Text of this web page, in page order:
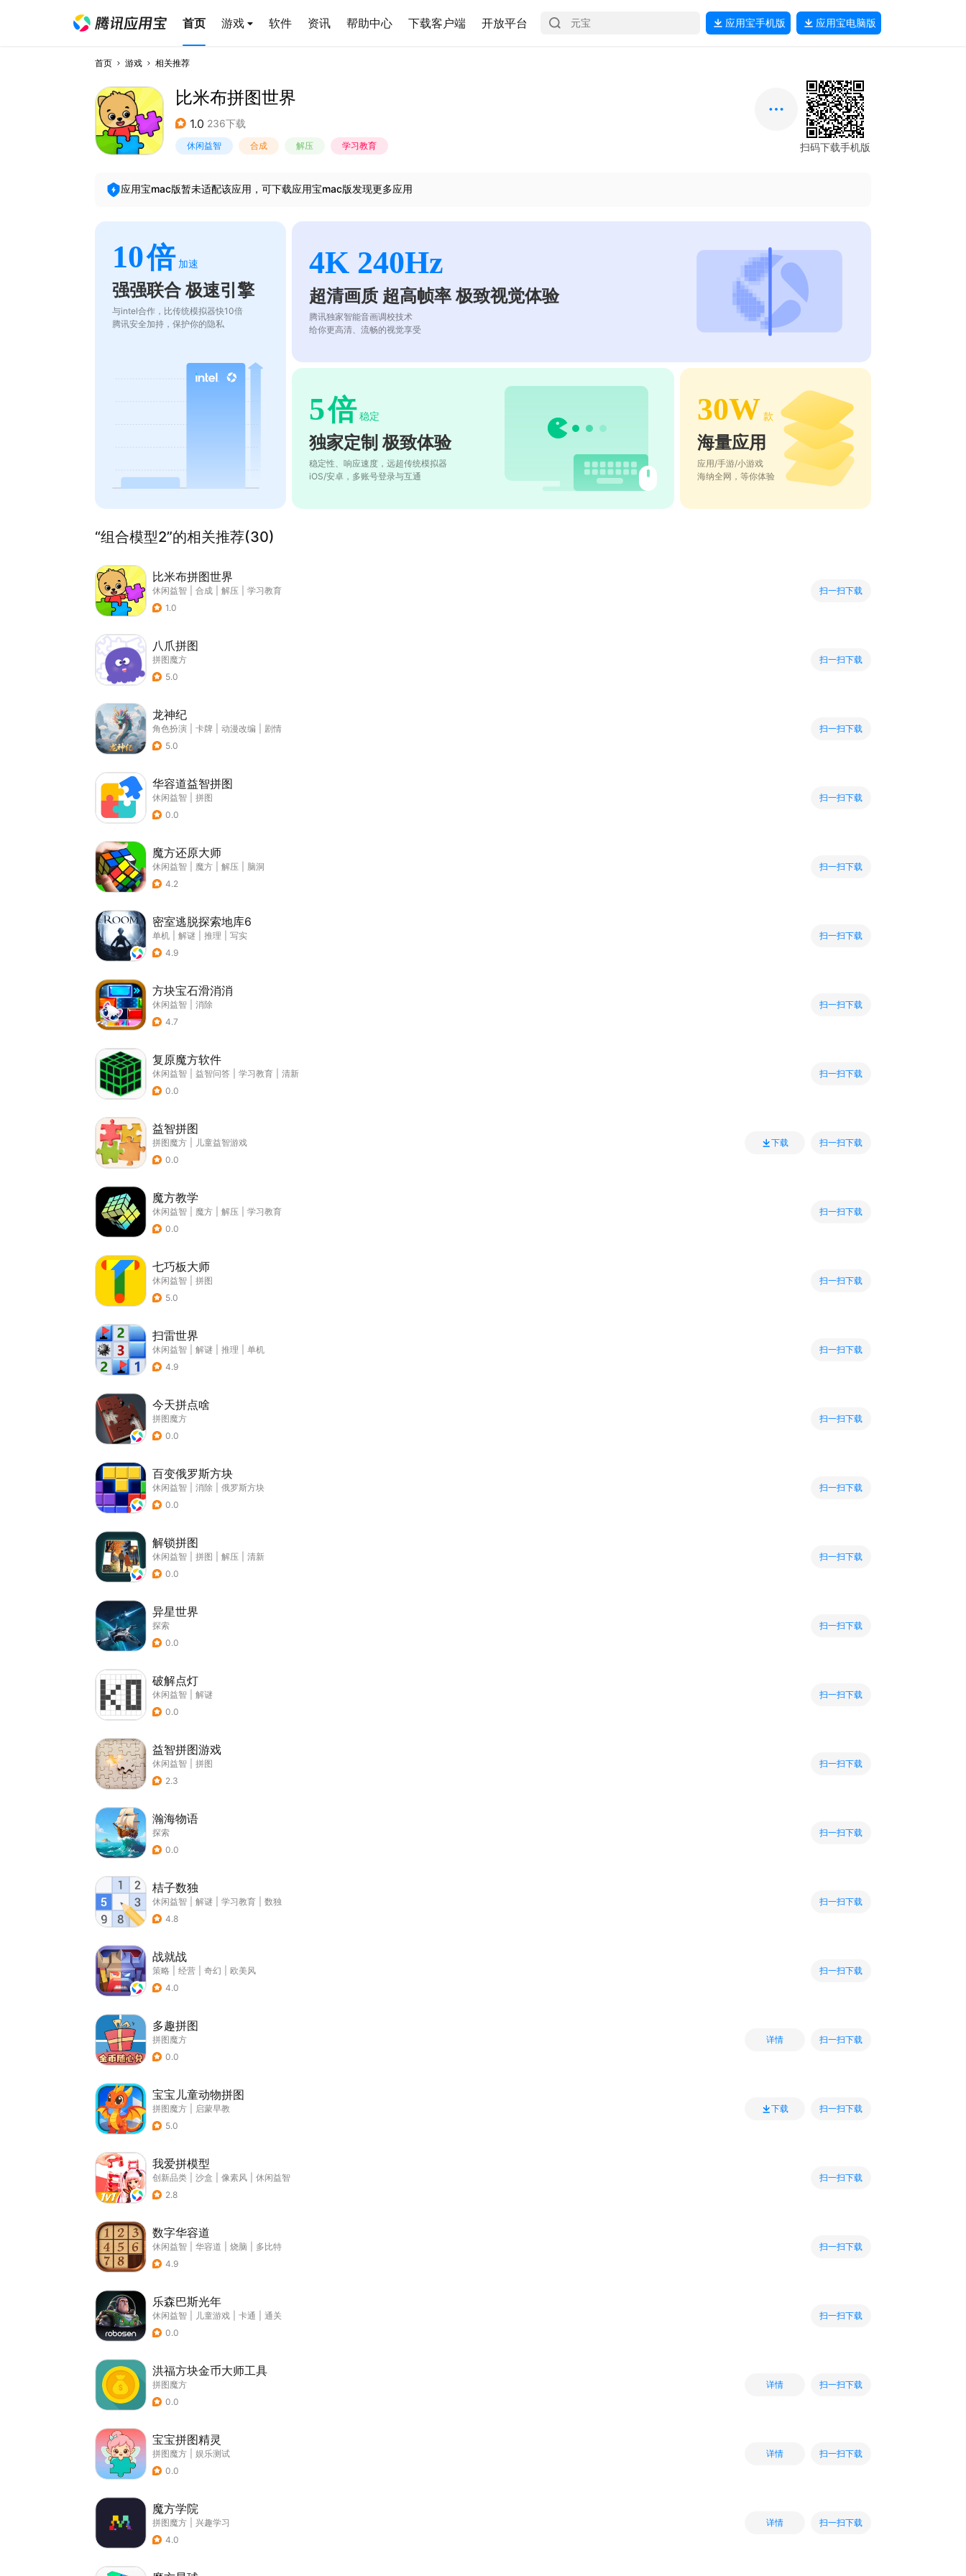
首页 游戏 软件 资讯 帮助中心 下载客户端 开放平台 应用宝手机版 应用宝电脑版
首页 游戏 相关推荐
比米布拼图世界
1.0 236下载
休闲益智 合成 解压 学习教育 扫码下载手机版
应用宝mac版暂未适配该应用，可下载应用宝mac版发现更多应用
10倍 加速
强强联合 极速引擎
与intel合作，比传统模拟器快10倍
腾讯安全加持，保护你的隐私
4K 240Hz
超清画质 超高帧率 极致视觉体验
腾讯独家智能音画调校技术
给你更高清、流畅的视觉享受
5倍 稳定
独家定制 极致体验
稳定性、响应速度，远超传统模拟器
iOS/安卓，多账号登录与互通
30W 款
海量应用
应用/手游/小游戏
海纳全网，等你体验
“组合模型2”的相关推荐(30)
比米布拼图世界
休闲益智 合成 解压
学习教育
1.0
扫一扫下载
八爪拼图
拼图魔方
5.0
扫一扫下载
龙神纪
角色扮演 卡牌 动漫改编
剧情
5.0
扫一扫下载
华容道益智拼图
休闲益智
拼图
0.0
扫一扫下载
魔方还原大师
休闲益智 魔方 解压
脑洞
4.2
扫一扫下载
密室逃脱探索地库6
单机 解谜 推理
写实
4.9
扫一扫下载
方块宝石滑消消
休闲益智
消除
4.7
扫一扫下载
复原魔方软件
休闲益智 益智问答 学习教育
清新
0.0
扫一扫下载
益智拼图
拼图魔方
儿童益智游戏
0.0
下载 扫一扫下载
魔方教学
休闲益智 魔方 解压
学习教育
0.0
扫一扫下载
七巧板大师
休闲益智
拼图
5.0
扫一扫下载
扫雷世界
休闲益智 解谜 推理
单机
4.9
扫一扫下载
今天拼点啥
拼图魔方
0.0
扫一扫下载
百变俄罗斯方块
休闲益智 消除
俄罗斯方块
0.0
扫一扫下载
解锁拼图
休闲益智 拼图 解压
清新
0.0
扫一扫下载
异星世界
探索
0.0
扫一扫下载
破解点灯
休闲益智
解谜
0.0
扫一扫下载
益智拼图游戏
休闲益智
拼图
2.3
扫一扫下载
瀚海物语
探索
0.0
扫一扫下载
桔子数独
休闲益智 解谜 学习教育
数独
4.8
扫一扫下载
战就战
策略 经营 奇幻
欧美风
4.0
扫一扫下载
多趣拼图
拼图魔方
0.0
详情 扫一扫下载
宝宝儿童动物拼图
拼图魔方
启蒙早教
5.0
下载 扫一扫下载
我爱拼模型
创新品类 沙盒 像素风
休闲益智
2.8
扫一扫下载
数字华容道
休闲益智 华容道 烧脑
多比特
4.9
扫一扫下载
乐森巴斯光年
休闲益智 儿童游戏 卡通
通关
0.0
扫一扫下载
洪福方块金币大师工具
拼图魔方
0.0
详情 扫一扫下载
宝宝拼图精灵
拼图魔方
娱乐测试
0.0
详情 扫一扫下载
魔方学院
拼图魔方
兴趣学习
4.0
详情 扫一扫下载